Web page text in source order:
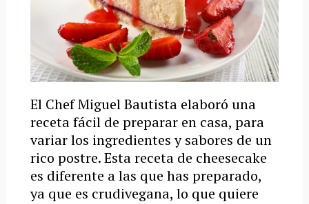
El Chef Miguel Bautista elaboró una
receta fácil de preparar en casa, para
variar los ingredientes y sabores de un
rico postre. Esta receta de cheesecake
es diferente a las que has preparado,
ya que es crudivegana, lo que quiere